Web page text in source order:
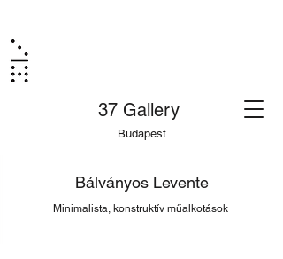
37 Gallery
Budapest
Bálványos Levente
Minimalista, konstruktív műalkotások